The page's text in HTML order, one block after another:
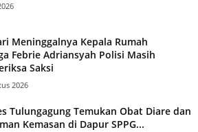
Meninggalnya Kepala Rumah
Febrie Adriansyah Polisi Masih
Saksi
2026
Tulungagung Temukan Obat Diare dan
Kemasan di Dapur SPPG...